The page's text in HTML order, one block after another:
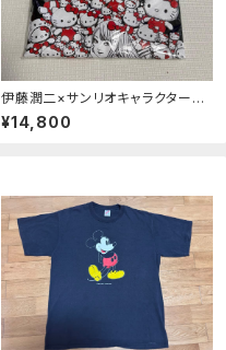
伊藤潤二×サンリオキャラクターズ
ラギットTシャツ ギャル富江×ハロ
ーキティ
¥14,800